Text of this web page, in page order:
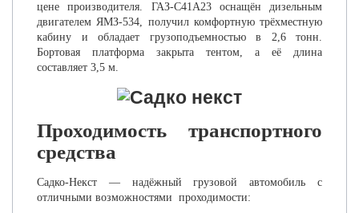
цене производителя. ГАЗ-C41A23 оснащён дизельным
двигателем ЯМЗ-534, получил комфортную трёхместную
кабину и обладает грузоподъемностью в 2,6 тонн.
Бортовая платформа закрыта тентом, а её длина
составляет 3,5 м.
Проходимость транспортного
средства
Садко-Некст — надёжный грузовой автомобиль с
отличными возможностями проходимости: